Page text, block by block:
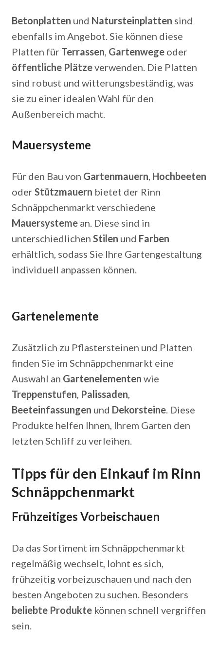
Betonplatten und Natursteinplatten sind
ebenfalls im Angebot. Sie können diese
Platten für Terrassen, Gartenwege oder
öffentliche Plätzeverwenden. Die Platten
sind robust und witterungsbeständig, was
sie zu einer idealen Wahl für den
Außenbereich macht.
Mauersysteme
Für den Bau von Gartenmauern, Hochbeeten
oder Stützmauern bietet der Rinn
Schnäppchenmarkt verschiedene
Mauersysteme an. Diese sind in
unterschiedlichen Stilen und Farben
erhältlich, sodass Sie Ihre Gartengestaltung
individuell anpassen können.
Gartenelemente
Zusätzlich zu Pflastersteinen und Platten
finden Sie im Schnäppchenmarkt eine
Auswahl an Gartenelementen wie
Treppenstufen, Palissaden,
Beeteinfassungen und Dekorsteine. Diese
Produkte helfen Ihnen, Ihrem Garten den
letzten Schliff zu verleihen.
Tipps für den Einkauf im Rinn
Schnäppchenmarkt
Frühzeitiges Vorbeischauen
Da das Sortiment im Schnäppchenmarkt
regelmäßig wechselt, lohnt es sich,
frühzeitig vorbeizuschauen und nach den
besten Angeboten zu suchen. Besonders
beliebte Produkte können schnell vergriffen
sein.